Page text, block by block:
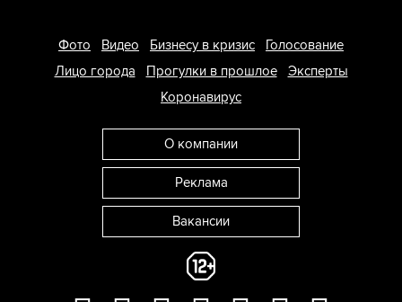
Фото Видео Бизнесу в кризис
Голосование
Лицо города
Прогулки в прошлое
Эксперты
Коронавирус
О компании
Реклама
Вакансии